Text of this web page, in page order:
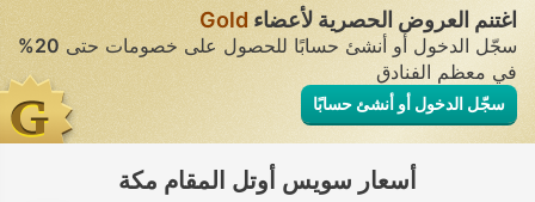
اغتنم العروض الحصرية لأعضاء Gold
سجّل الدخول أو أنشئ حسابًا للحصول على خصومات حتى20%
في معظم الفنادق
سجّل الدخول أو أنشئ حسابًا
أسعار سويس أوتل المقام مكة